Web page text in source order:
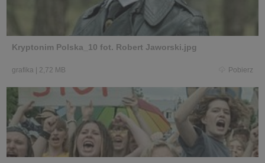
Kryptonim Polska_10 fot. Robert Jaworski.jpg
grafika 2,72 MB Pobierz